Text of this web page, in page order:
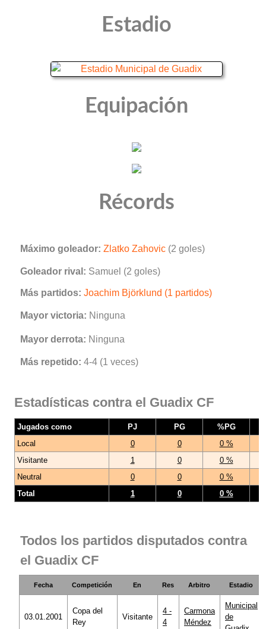
Estadio
Equipación
Récords
Máximo goleador: Zlatko Zahovic (2 goles)
Goleador rival: Samuel (2 goles)
Más partidos: Joachim Björklund (1 partidos)
Mayor victoria: Ninguna
Mayor derrota: Ninguna
Más repetido: 4-4 (1 veces)
Estadísticas contra el Guadix CF
Jugados como PJ PG
%PG
Local
0 0
0 %
Visitante
1 0
0 %
Neutral
0 0
0 %
Total
1 0 0 %
Todos los partidos disputados contra
el Guadix CF
Fecha Competición En Res Arbitro Estadio
03.01.2001
Copa del
Rey
Visitante
4 -
4
Carmona
Méndez
Municipal
de